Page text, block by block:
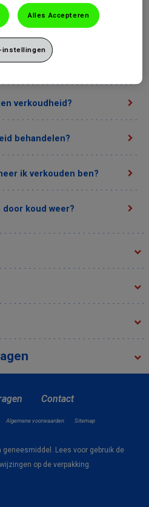
Welk medicijn moet
verkoudheid?
behandelen?
ik verkouden ben?
door koud weer?
Contact
Algemene voorwaarden Sitemap
Lees voor gebruik de
op de verpakking.
Alles Accepteren
instellingen